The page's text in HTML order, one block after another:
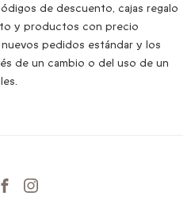
de descuento, cajas regalo
y productos con precio
pedidos estándar y los
de un cambio o del uso de un